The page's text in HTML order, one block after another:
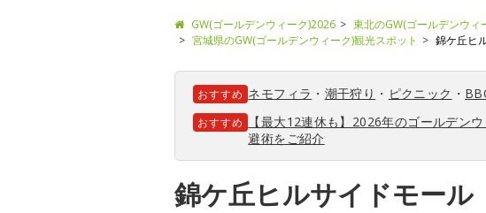
GW(ゴールデンウィーク)2026 東北のGW(ゴールデンウィ
宮城県のGW(ゴールデンウィーク)観光スポット
錦ケ丘ヒ
おすすめ ネモフィラ ・ 潮干狩り ・ ピクニック ・
おすすめ
【最大12連休も】2026年のゴールデン
避術をご紹介
錦ケ丘ヒルサイドモール